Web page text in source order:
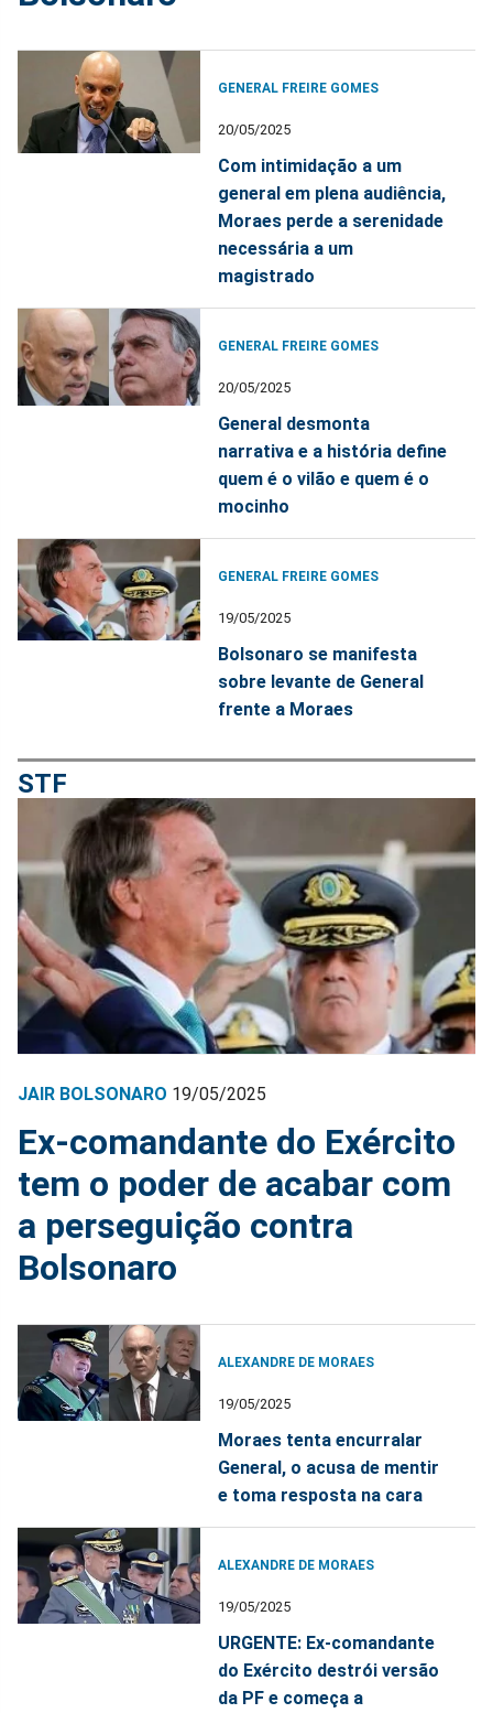
GENERAL FREIRE GOMES
20/05/2025
Com intimidação a um
general em plena audiência,
Moraes perde a serenidade
necessária a um
magistrado
GENERAL FREIRE GOMES
20/05/2025
General desmonta
narrativa e a história define
quem é o vilão e quem é o
mocinho
GENERAL FREIRE GOMES
19/05/2025
Bolsonaro se manifesta
sobre levante de General
frente a Moraes
STF
JAIR BOLSONARO 19/05/2025
Ex-comandante do Exército
tem o poder de acabar com
a perseguição contra
Bolsonaro
ALEXANDRE DE MORAES
19/05/2025
Moraes tenta encurralar
General, o acusa de mentir
e toma resposta na cara
ALEXANDRE DE MORAES
19/05/2025
URGENTE: Ex-comandante
do Exército destrói versão
da PF e começa a